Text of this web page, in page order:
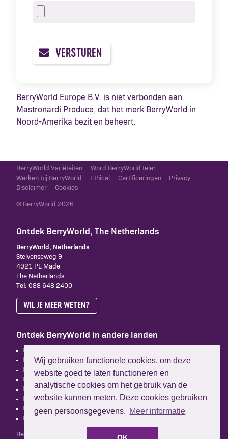
Wij gebruiken functionele cookies, om deze
website goed te laten functioneren en
analytische cookies om het gebruik van de
website kunnen meten. Deze cookies gebruiken
geen persoonsgegevens. Meer informatie
VERSTUREN
BerryWorld Europe B.V. is niet verbonden aan
Mastronardi Produce, dat het merk BerryWorld in
Noord-Amerika bezit en beheert.
BerryWorld Variëteiten
Word BerryWorld teler
Werken bij BerryWorld
Ethical Certificeringen
Privacy
Disclaimer
Cookies
© BerryWorld 2026
Ontdek BerryWorld, The Netherlands
BerryWorld, Netherlands
Stelvenseweg 9
4921 PL Made
The Netherlands
Tel: 088 648 2400
WIL JE MEER WETEN?
Ontdek BerryWorld in andere landen
BerryWorld, Group HQ
BerryWorld, Australia
BerryWorld, France
BerryWorld, Spain
BerryWorld, South Africa
BerryWorld, UK
BerryWorld, New Zealand
BerryWorld Asia
BerryWorld Europe B.V. is niet verbonden aan Mastronardi